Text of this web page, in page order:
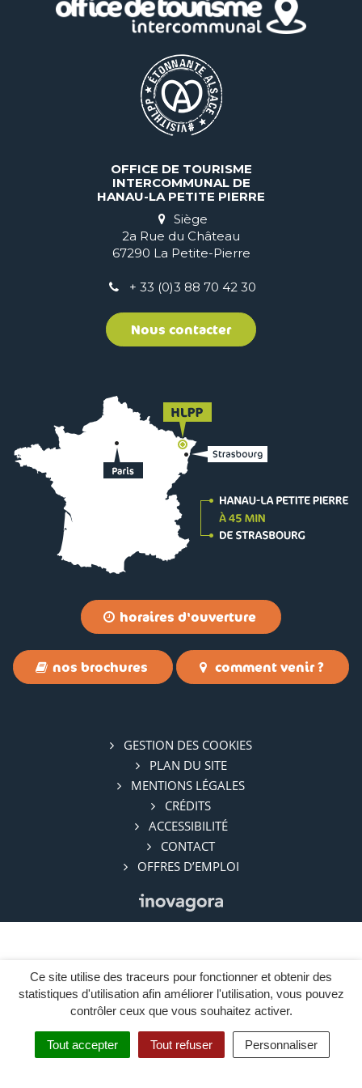
Ce site utilise des traceurs pour fonctionner et obtenir des
statistiques d'utilisation afin améliorer l'utilisation, vous pouvez
contrôler ceux que vous souhaitez activer.
Tout accepter Tout refuser Personnaliser
OFFICE DE TOURISME
INTERCOMMUNAL DE
HANAU-LA PETITE PIERRE
Siège
2a Rue du Château
67290 La Petite-Pierre
+ 33 (0)3 88 70 42 30
Nous contacter
horaires d'ouverture
nos brochures comment venir ?
GESTION DES COOKIES
PLAN DU SITE
MENTIONS LÉGALES
CRÉDITS
ACCESSIBILITÉ
CONTACT
OFFRES D’EMPLOI